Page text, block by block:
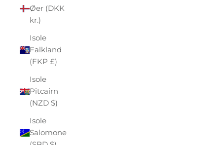
Øer (DKK
kr.)
Isole
Falkland
(FKP £)
Isole
Pitcairn
(NZD $)
Isole
Salomone